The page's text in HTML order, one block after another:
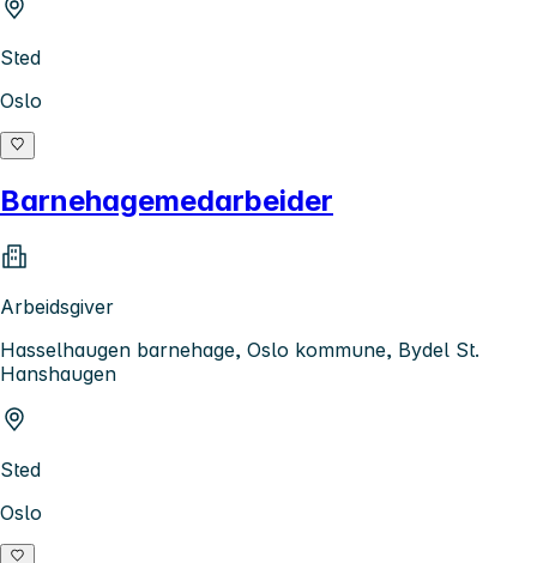
Sted
Oslo
Barnehagemedarbeider
Arbeidsgiver
Hasselhaugen barnehage, Oslo kommune, Bydel St.
Hanshaugen
Sted
Oslo